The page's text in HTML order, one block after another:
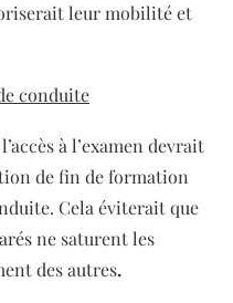
leur mobilité et
conduite
à l’examen devrait
de fin de formation
Cela éviterait que
ne saturent les
des autres.